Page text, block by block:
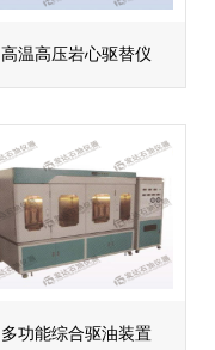
高温高压岩心驱替仪
多功能综合驱油装置